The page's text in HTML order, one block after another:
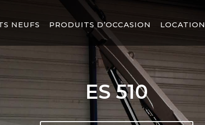
NEUFS PRODUITS D’OCCASION LOCATION
ES 510